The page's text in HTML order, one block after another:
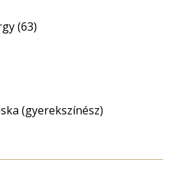
(63)
(gyerekszínész)